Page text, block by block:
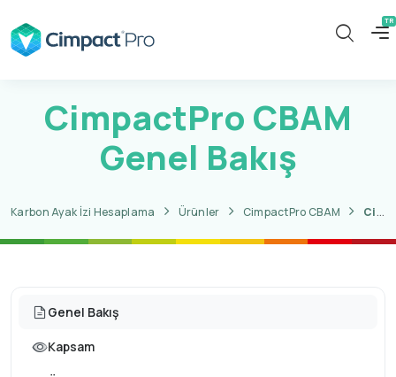
CimpactPro CBAM
Genel Bakış
Karbon Ayak İzi Hesaplama Ürünler CimpactPro CBAM CimpactPro CBAM Genel Bakış
Genel Bakış
Kapsam